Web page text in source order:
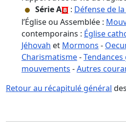
Série A
: Défense de la
l’Église ou Assemblée :
contemporains : Église
Jéhovah et Mormons -
Charismatisme-
mouvements -Autres
Retour au récapitulé général